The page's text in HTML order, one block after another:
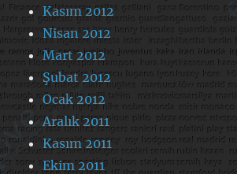
Kasım 2012
Nisan 2012
Mart 2012
Şubat 2012
Ocak 2012
Aralık 2011
Kasım 2011
Ekim 2011